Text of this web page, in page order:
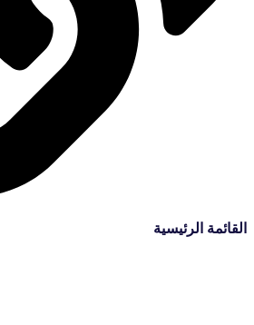
القائمة الرئيسية